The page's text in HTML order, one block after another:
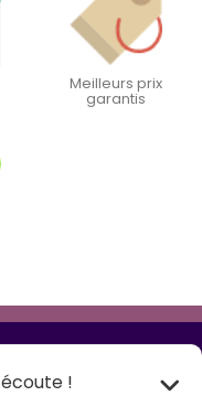
Meilleurs prix
garantis
!